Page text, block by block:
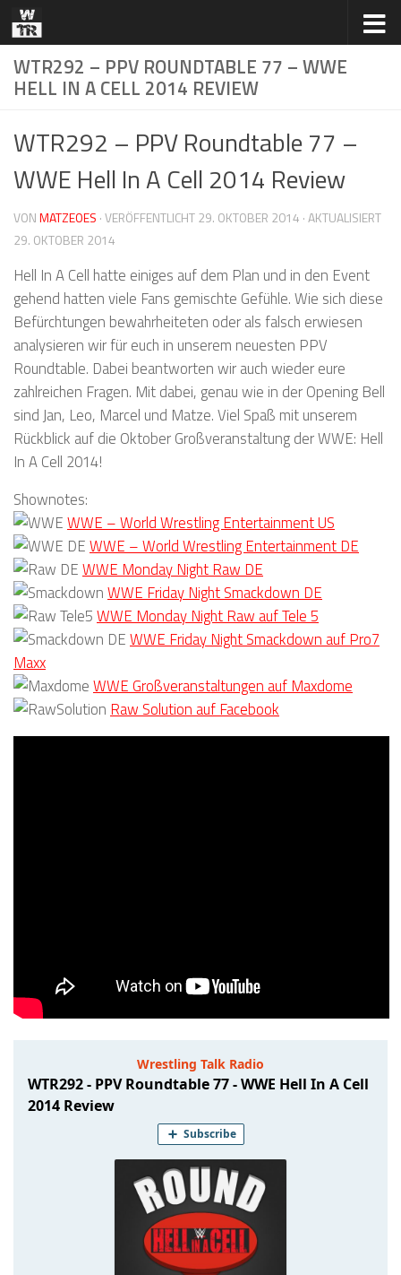
Zum Inhalt springen
WTR292 – PPV ROUNDTABLE 77 – WWE
HELL IN A CELL 2014 REVIEW
WTR292 – PPV Roundtable 77 –
WWE Hell In A Cell 2014 Review
VONMATZEOES · VERÖFFENTLICHT29. OKTOBER 2014 · AKTUALISIERT
29. OKTOBER 2014
Hell In A Cell hatte einiges auf dem Plan und in den Event
gehend hatten viele Fans gemischte Gefühle. Wie sich diese
Befürchtungen bewahrheiteten oder als falsch erwiesen
analysieren wir für euch in unserem neuesten PPV
Roundtable. Dabei beantworten wir auch wieder eure
zahlreichen Fragen. Mit dabei, genau wie in der Opening Bell
sind Jan, Leo, Marcel und Matze. Viel Spaß mit unserem
Rückblick auf die Oktober Großveranstaltung der WWE: Hell
In A Cell 2014!
Shownotes:
WWE – World Wrestling Entertainment US
WWE – World Wrestling Entertainment DE
WWE Monday Night Raw DE
WWE Friday Night Smackdown DE
WWE Monday Night Raw auf Tele 5
WWE Friday Night Smackdown auf Pro7
Maxx
WWE Großveranstaltungen auf Maxdome
Raw Solution auf Facebook